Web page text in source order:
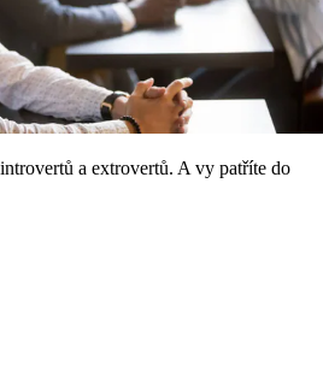
a extrovertů. A vy patříte do